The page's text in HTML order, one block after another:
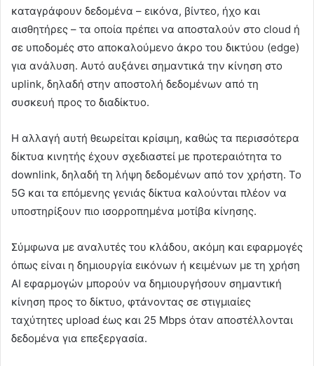
καταγράφουν δεδομένα – εικόνα, βίντεο, ήχο και
αισθητήρες – τα οποία πρέπει να αποσταλούν στο cloud ή
σε υποδομές στο αποκαλούμενο άκρο του δικτύου (edge)
για ανάλυση. Αυτό αυξάνει σημαντικά την κίνηση στο
uplink, δηλαδή στην αποστολή δεδομένων από τη
συσκευή προς το διαδίκτυο.
Η αλλαγή αυτή θεωρείται κρίσιμη, καθώς τα περισσότερα
δίκτυα κινητής έχουν σχεδιαστεί με προτεραιότητα το
downlink, δηλαδή τη λήψη δεδομένων από τον χρήστη. Το
5G και τα επόμενης γενιάς δίκτυα καλούνται πλέον να
υποστηρίξουν πιο ισορροπημένα μοτίβα κίνησης.
Σύμφωνα με αναλυτές του κλάδου, ακόμη και εφαρμογές
όπως είναι η δημιουργία εικόνων ή κειμένων με τη χρήση
AI εφαρμογών μπορούν να δημιουργήσουν σημαντική
κίνηση προς το δίκτυο, φτάνοντας σε στιγμιαίες
ταχύτητες upload έως και 25 Mbps όταν αποστέλλονται
δεδομένα για επεξεργασία.